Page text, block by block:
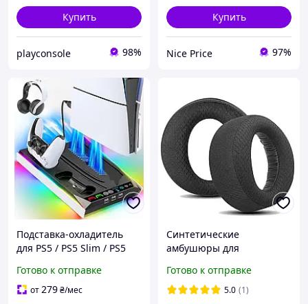
Купить
playconsole 98%
Купить
Nice Price 97%
Подставка-охладитель
для PS5 / PS5 Slim / PS5
для 2 контроллеров и 3
USB-портами
Готово к отправке
от279₴/мес
Синтетические
амбушюры для
3D Wireless чёрный цвет
Готово к отправке
5.0 (1)